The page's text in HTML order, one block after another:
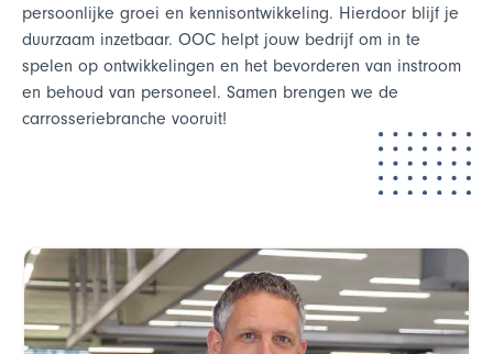
persoonlijke groei en kennisontwikkeling. Hierdoor blijf je
duurzaam inzetbaar. OOC helpt jouw bedrijf om in te
spelen op ontwikkelingen en het bevorderen van instroom
en behoud van personeel. Samen brengen we de
carrosseriebranche vooruit!